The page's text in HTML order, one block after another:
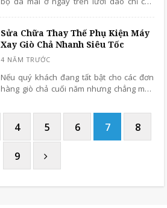
dao máy thái thịt tươi sống bạn không
nên tự ý mài
Sửa Chữa Thay Thế Phụ Kiện Máy
Xay Giò Chả Nhanh Siêu Tốc
Nếu quý khách đang tất bật cho các đơn
hàng giò chả cuối năm nhưng chẳng may
thay thế thì gọi ngay cho chúng tôi
benhvienmaycokhi.vn - 0869.382.229. Với
8 trung tâm sửa chữa trên toàn quốc nên
trợ một cách thần tốc nhất!
4 5 6 7 8
9